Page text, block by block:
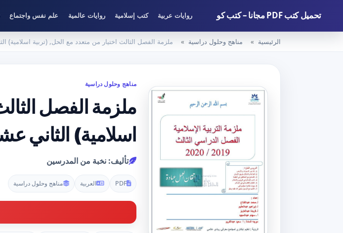
تحميل كتب PDF مجانا – كتب كو روايات عربية كتب إسلامية روايات عالمية علم نفس واجتماع
الرئيسية مناهج وحلول دراسية ملزمة الفصل الثالث اختيار من متعدد مع الحل, (تربية اسلامية)
مناهج وحلول دراسية
ملزمة الفصل
اسلامية) الثاني
تأليف: نخبة من المدرسين
PDF العربية مناهج وحلول دراسية